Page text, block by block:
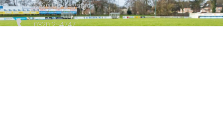
8226 CE Lelystad
0320 254747